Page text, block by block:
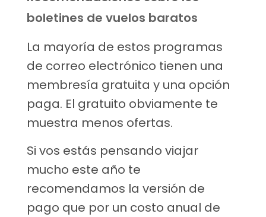
boletines de vuelos baratos
La mayoría de estos programas
de correo electrónico tienen una
membresía gratuita y una opción
paga. El gratuito obviamente te
muestra menos ofertas.
Si vos estás pensando viajar
mucho este año te
recomendamos la versión de
pago que por un costo anual de